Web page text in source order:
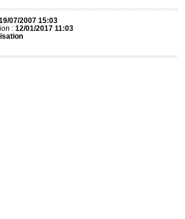
07/2007 15:03
: 12/01/2017 11:03